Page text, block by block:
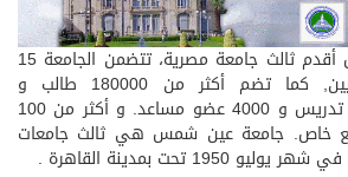
تعتبر جامعة عين شمس أقدم ثالث جامعة مصرية، تتضمن الجامعة 15
كلية و معهدين عاليين, كما تضم أكثر من 180000 طالب و
طالبة،5000 عضو هيئة تدريس و 4000 عضو مساعد. و أكثر من 100
خاص. جامعة عين شمس هي ثالث جامعات
تحت بمدينة القاهرة .